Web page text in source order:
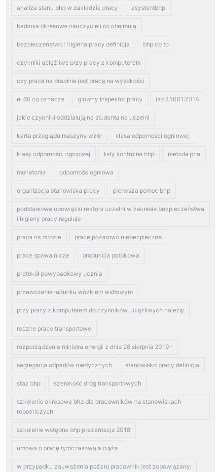
analiza stanu bhp w zakładzie pracy asystentbhp
badania okresowe nauczycieli co obejmują
bezpieczeństwo i higiena pracy definicja bhp co to
czynniki uciążliwe przy pracy z komputerem
czy praca na drabinie jest pracą na wysokości
ei 60 co oznacza glowny inspektor pracy iso 45001:2018
jakie czynniki oddziałują na studenta na uczelni
karta przeglądu maszyny wzór klasa odporności ogniowej
klasy odporności ogniowej listy kontrolne bhp metoda pha
monotonia odpornośc ogniowa
organizacja stanowiska pracy pierwsza pomoc bhp
podstawowe obowiązki rektora uczelni w zakresie bezpieczeństwa
i higieny pracy reguluje
praca na mrozie prace pożarowo niebezpieczne
prace spawalnicze produkcja potokowa
protokół powypadkowy ucznia
przewożenie ładunku wózkiem widłowym
przy pracy z komputerem do czynników uciążliwych należą:
reczne prace transportowe
rozporządzenie ministra energii z dnia 28 sierpnia 2019 r
segregacja odpadów medycznych stanowisko pracy definicja
staz bhp szerokość dróg transportowych
szkolenie okresowe bhp dla pracowników na stanowiskach
robotniczych
szkolenie wstępne bhp prezentacja 2018
umowa o pracę tymczasową a ciąża
w przypadku zauważenia pożaru pracownik jest zobowiązany: